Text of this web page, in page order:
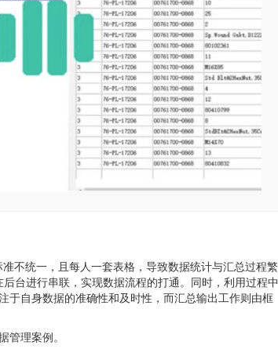
不统一，且每人一套表格，导致数据统计与汇总过程繁
台进行串联，实现数据流程的打通。同时，利用过程中
于自身数据的准确性和及时性，而汇总输出工作则由框
理案例。